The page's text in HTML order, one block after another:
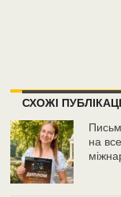
СХОЖІ
на